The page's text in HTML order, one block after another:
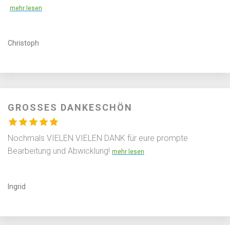
Christoph
GROSSES DANKESCHÖN
Nochmals VIELEN VIELEN DANK für eure prompte
Bearbeitung und Abwicklung!
Ingrid